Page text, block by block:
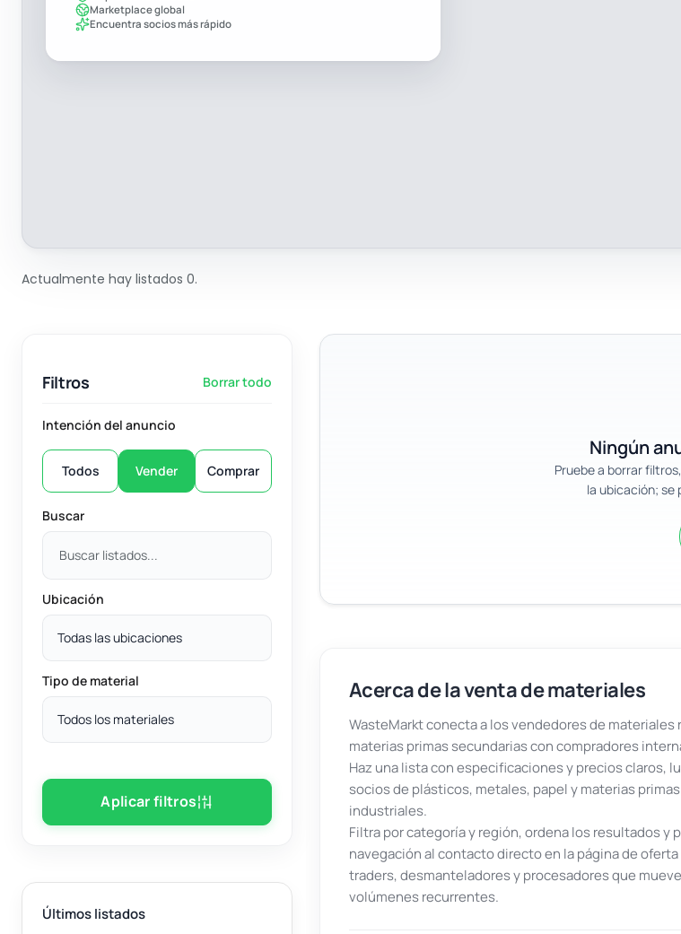
Marketplace global
Encuentra socios más rápido
Actualmente hay listados 0.
Filtros Borrar todo
Intención del anuncio
Todos Vender Comprar
Buscar
Ubicación
Todas las ubicaciones
Tipo de material
Todos los materiales
Aplicar filtros
Últimos listados
Ningún
Pruebe a borrar
la ubicación; se
Acerca de la venta de materiales
WasteMarkt conecta a los vendedores de materiales
materias primas secundarias con compradores
Haz una lista con especificaciones y precios claros,
socios de plásticos, metales, papel y materias primas
industriales.
Filtra por categoría y región, ordena los resultados y
navegación al contacto directo en la página de oferta
traders, desmanteladores y procesadores que
volúmenes recurrentes.